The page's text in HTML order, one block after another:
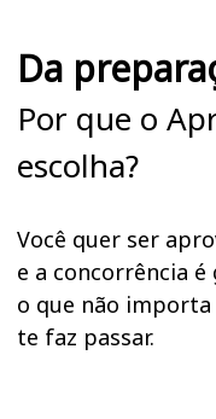
Da
Por que o
escolha?
Você quer ser
e a concorrência
o que não
te faz passar.